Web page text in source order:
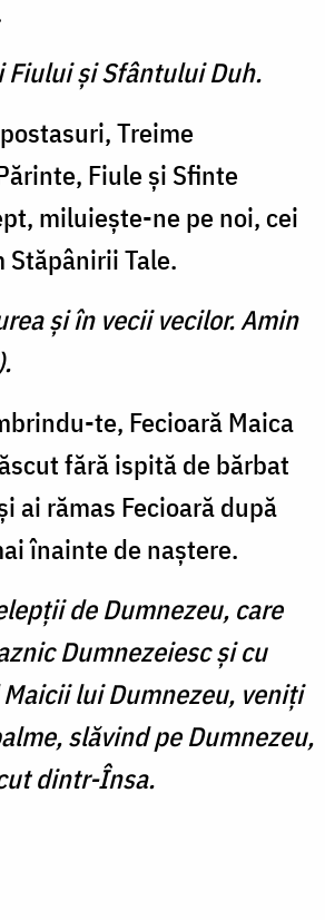
Fiului şi Sfântului Duh.
Treime
Fiule şi Sfinte
miluieşte-ne pe noi, cei
Stăpânirii Tale.
şi în vecii vecilor. Amin
te, Fecioară Maica
fără ispită de bărbat
ai rămas Fecioară după
înainte de naştere.
de Dumnezeu, care
Dumnezeiesc şi cu
lui Dumnezeu, veniţi
slăvind pe Dumnezeu,
dintr-Însa.